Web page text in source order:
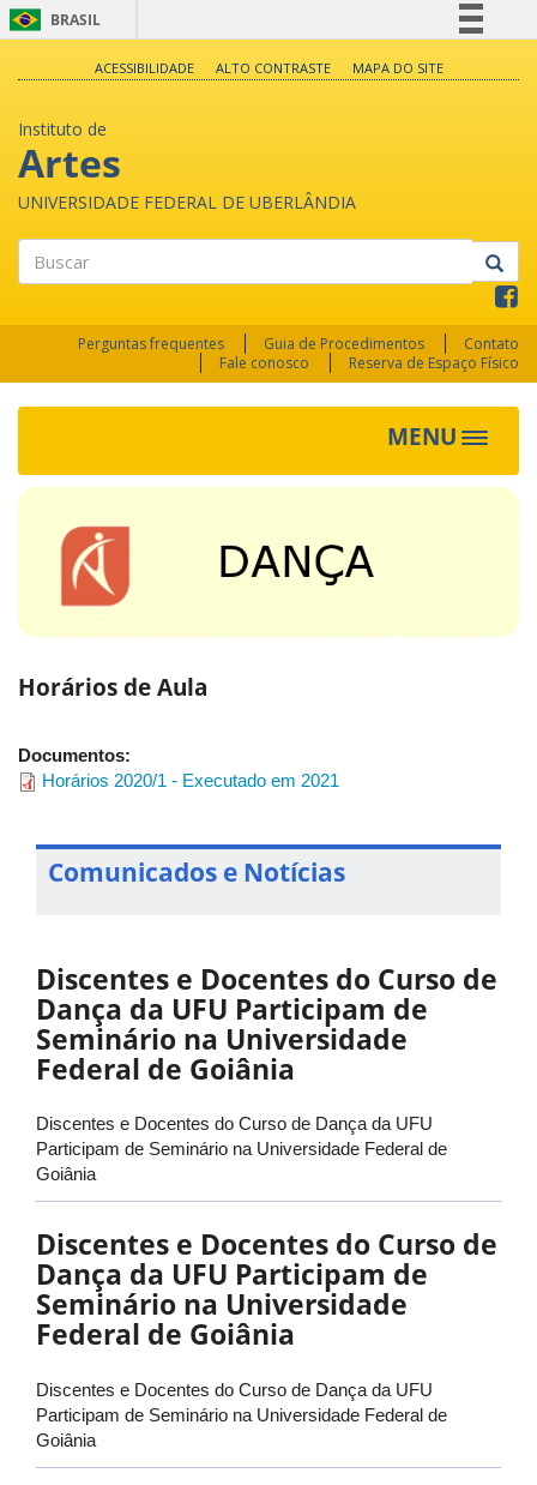
BRASIL
Legislação
Canais
ACESSIBILIDADE ALTO CONTRASTE MAPA DO SITE
Instituto de
Artes
UNIVERSIDADE FEDERAL DE UBERLÂNDIA
Perguntas frequentes Guia de Procedimentos
Contato
Fale conosco
Reserva de Espaço Físico
MENU
Toggle
Horários de Aula
Documentos:
Horários 2020/1 - Executado em 2021
Comunicados e Notícias
Discentes e Docentes do Curso de
Dança da UFU Participam de
Seminário na Universidade
Federal de Goiânia
Discentes e Docentes do Curso de Dança da UFU
Participam de Seminário na Universidade Federal de
Goiânia
Discentes e Docentes do Curso de
Dança da UFU Participam de
Seminário na Universidade
Federal de Goiânia
Discentes e Docentes do Curso de Dança da UFU
Participam de Seminário na Universidade Federal de
Goiânia